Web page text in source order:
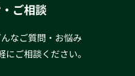
ご相談
なご質問・お悩み
ご相談ください。